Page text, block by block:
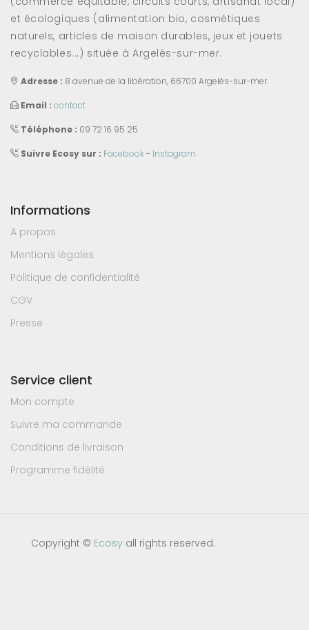
et écologiques (alimentation bio, cosmétiques
naturels, articles de maison durables, jeux et jouets
recyclables...) située à Argelès-sur-mer.
Adresse : 8 avenue de la libération, 66700 Argelès-sur-mer.
Email : contact
Téléphone : 09 72 16 95 25
Suivre Ecosy sur : Facebook- Instagram
Informations
A propos
Mentions légales
Politique de confidentialité
CGV
Presse
Service client
Mon compte
Suivre ma commande
Conditions de livraison
Programme fidélité
Copyright © Ecosy all rights reserved.